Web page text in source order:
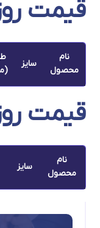
قیمت
نام
محصول
سایز
قیمت
نام
محصول
سایز